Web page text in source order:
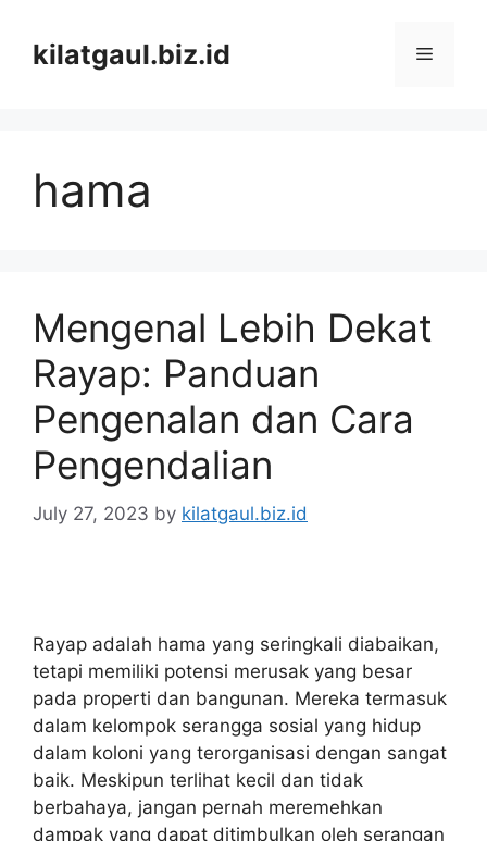
contentkilatgaul.biz.id Menu
hama
Mengenal Lebih Dekat
Rayap: Panduan
Pengenalan dan Cara
Pengendalian
July 27, 2023 by kilatgaul.biz.id
Rayap adalah hama yang seringkali diabaikan,
tetapi memiliki potensi merusak yang besar
pada properti dan bangunan. Mereka termasuk
dalam kelompok serangga sosial yang hidup
dalam koloni yang terorganisasi dengan sangat
baik. Meskipun terlihat kecil dan tidak
berbahaya, jangan pernah meremehkan
dampak yang dapat ditimbulkan oleh serangan